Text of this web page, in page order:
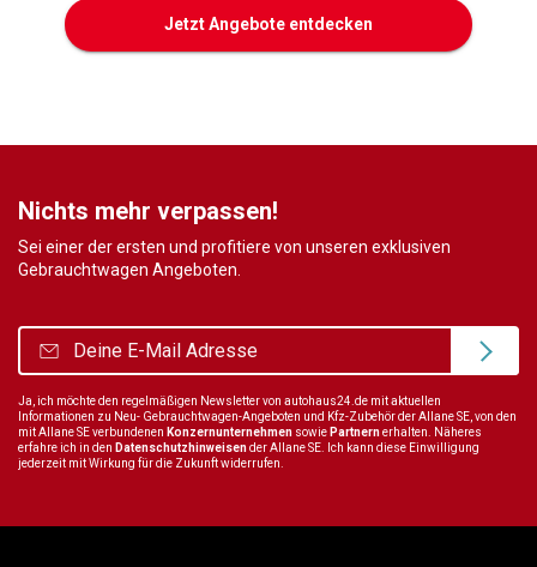
Jetzt Angebote entdecken
Nichts mehr verpassen!
Sei einer der ersten und profitiere von unseren exklusiven
Gebrauchtwagen Angeboten.
Ja, ich möchte den regelmäßigen Newsletter von autohaus24.de mit aktuellen
Informationen zu Neu- Gebrauchtwagen-Angeboten und Kfz-Zubehör der Allane SE, von den
mit Allane SE verbundenen Konzernunternehmen sowie Partnernerhalten. Näheres
erfahre ich in den Datenschutzhinweisender Allane SE. Ich kann diese Einwilligung
jederzeit mit Wirkung für die Zukunft widerrufen.